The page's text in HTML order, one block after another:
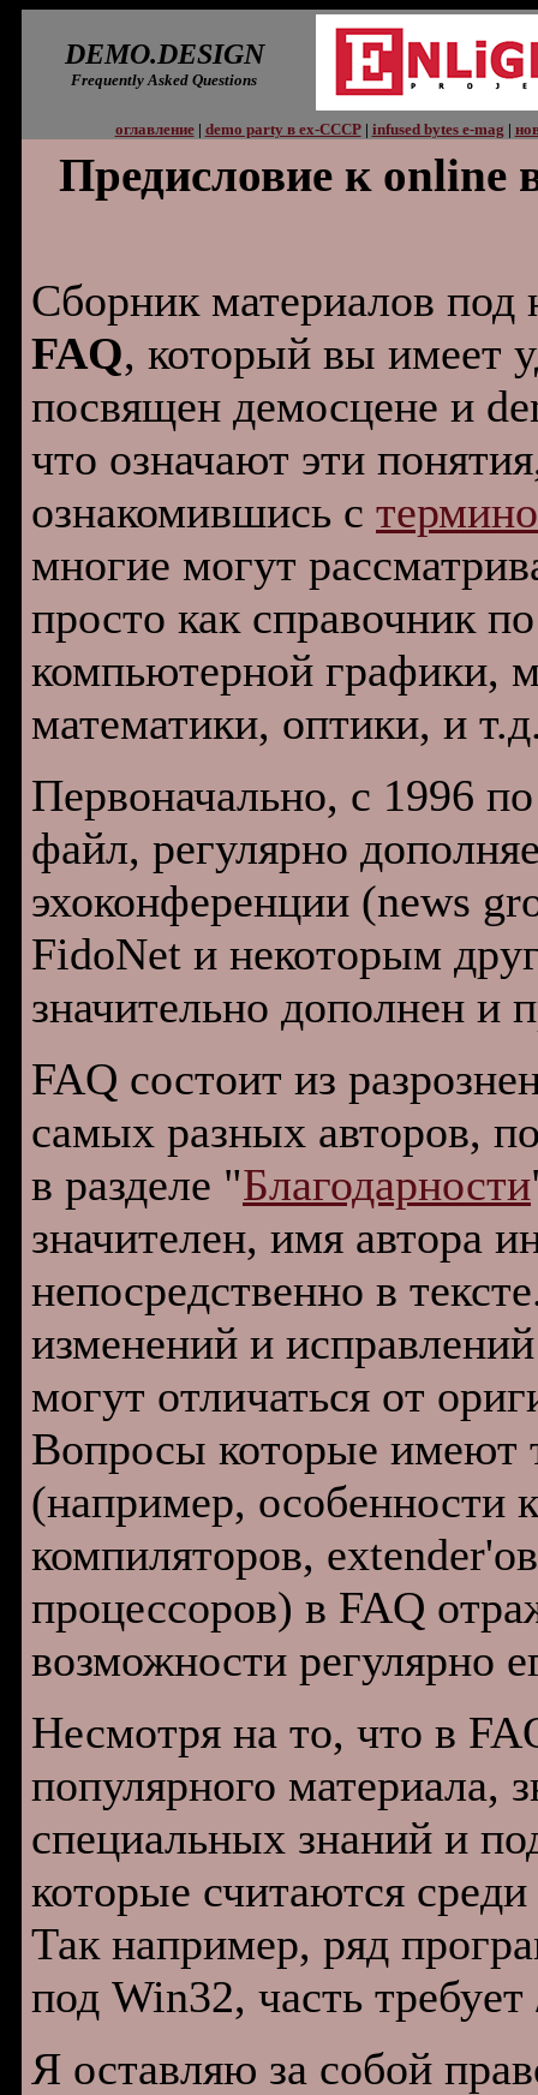
DEMO.DESIGN
Frequently Asked Questions
оглавление| demo party в ex-СССР| infused bytes e-mag |
Предисловие к online
Сборник материалов под
FAQ, который вы имеет
посвящен демосцене и
что означают эти
ознакомившись с
многие могут
просто как справочник
компьютерной графики,
математики, оптики, и
Первоначально, с 1996
файл, регулярно
эхоконференции (news
FidoNet и некоторым
значительно дополнен и
FAQ состоит из
самых разных авторов,
в разделе "Благодарности
значителен, имя автора
непосредственно в
изменений и
могут отличаться от
Вопросы которые имеют
(например, особенности
компиляторов,
процессоров) в FAQ
возможности регулярно
Несмотря на то, что в
популярного материала,
специальных знаний и
которые считаются
Так например, ряд
под Win32, часть
Я оставляю за собой